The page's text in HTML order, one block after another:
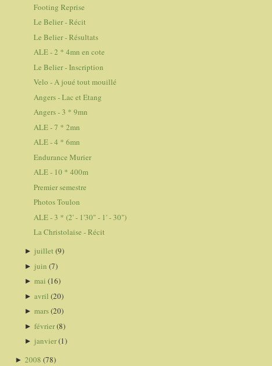
Footing Reprise
Le Belier - Récit
Le Belier - Résultats
ALE - 2 * 4mn en cote
Le Belier - Inscription
Velo - A joué tout mouillé
Angers - Lac et Etang
Angers - 3 * 9mn
ALE - 7 * 2mn
ALE - 4 * 6mn
Endurance Murier
ALE - 10 * 400m
Premier semestre
Photos Toulon
ALE - 3 * (2' - 1'30" - 1' - 30")
La Christolaise - Récit
► juillet (9)
► juin (7)
► mai (16)
► avril (20)
► mars(20)
► février(8)
► janvier(1)
► 2008 (78)